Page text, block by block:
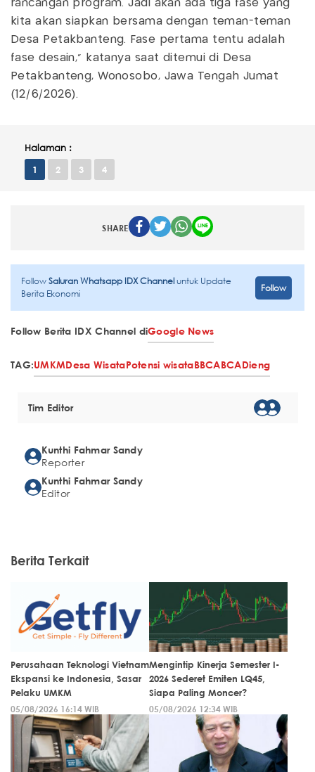
rancangan program. Jadi akan ada tiga fase yang
kita akan siapkan bersama dengan teman-teman
Desa Petakbanteng. Fase pertama tentu adalah
fase desain," katanya saat ditemui di Desa
Petakbanteng, Wonosobo, Jawa Tengah Jumat
(12/6/2026).
Halaman :
1 2 3 4
SHARE
FollowSaluran Whatsapp IDX Channeluntuk Update
Berita Ekonomi
Follow
Follow Berita IDX Channel diGoogle News
TAG:UMKMDesa WisataPotensi wisataBBCABCADieng
Tim Editor
Kunthi Fahmar Sandy
Reporter
Kunthi Fahmar Sandy
Editor
Berita Terkait
Perusahaan Teknologi Vietnam
Ekspansi ke Indonesia, Sasar
Pelaku UMKM
05/08/2026 16:14 WIB
Mengintip Kinerja Semester I-
2026 Sederet Emiten LQ45,
Siapa Paling Moncer?
05/08/2026 12:34 WIB